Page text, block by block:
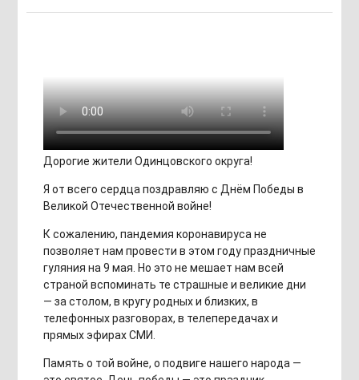
Дорогие жители Одинцовского округа!
Я от всего сердца поздравляю с Днём Победы в
Великой Отечественной войне!
К сожалению, пандемия коронавируса не
позволяет нам провести в этом году праздничные
гуляния на 9 мая. Но это не мешает нам всей
страной вспоминать те страшные и великие дни
— за столом, в кругу родных и близких, в
телефонных разговорах, в телепередачах и
прямых эфирах СМИ.
Память о той войне, о подвиге нашего народа —